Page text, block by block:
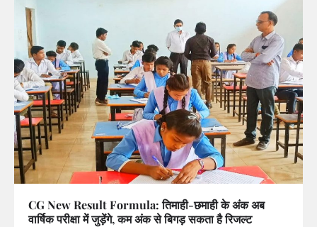
CG New Result Formula: तिमाही-छमाही के अंक अब
वार्षिक परीक्षा में जुड़ेंगे, कम अंक से बिगड़ सकता है रिजल्ट